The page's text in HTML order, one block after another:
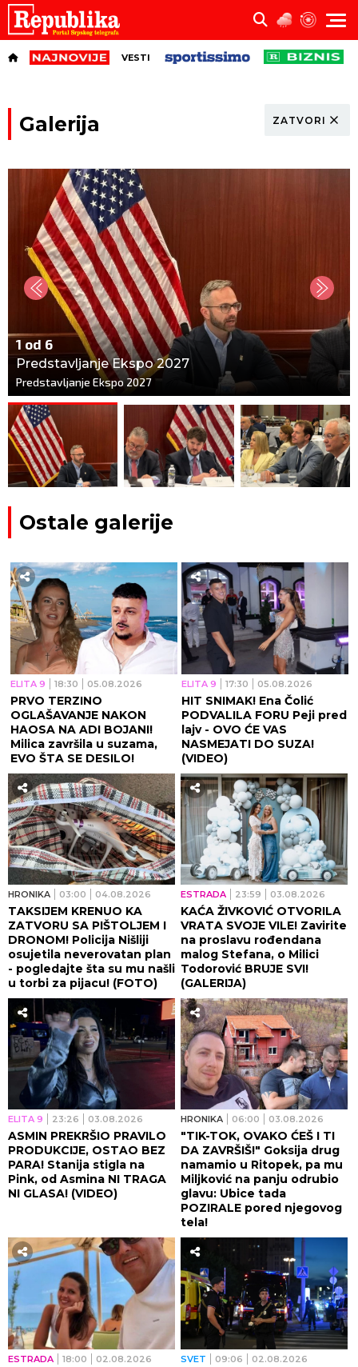
VESTI
Galerija ZATVORI
1 od 6
Predstavljanje Ekspo 2027
Predstavljanje Ekspo 2027
Ostale galerije
ELITA 9 18:30 05.08.2026
PRVO TERZINO
OGLAŠAVANJE NAKON
HAOSA NA ADI BOJANI!
Milica završila u suzama,
EVO ŠTA SE DESILO!
ELITA 9 17:30 05.08.2026
HIT SNIMAK! Ena Čolić
PODVALILA FORU Peji pred
lajv - OVO ĆE VAS
NASMEJATI DO SUZA!
(VIDEO)
HRONIKA 03:00 04.08.2026
TAKSIJEM KRENUO KA
ZATVORU SA PIŠTOLJEM I
DRONOM! Policija Nišliji
osujetila neverovatan plan
- pogledajte šta su mu našli
u torbi za pijacu! (FOTO)
ESTRADA 23:59 03.08.2026
KAĆA ŽIVKOVIĆ OTVORILA
VRATA SVOJE VILE! Zavirite
na proslavu rođendana
malog Stefana, o Milici
Todorović BRUJE SVI!
(GALERIJA)
ELITA 9 23:26 03.08.2026
ASMIN PREKRŠIO PRAVILO
PRODUKCIJE, OSTAO BEZ
PARA! Stanija stigla na
Pink, od Asmina NI TRAGA
NI GLASA! (VIDEO)
HRONIKA 06:00 03.08.2026
"TIK-TOK, OVAKO ĆEŠ I TI
DA ZAVRŠIŠ!" Goksija drug
namamio u Ritopek, pa mu
Miljković na panju odrubio
glavu: Ubice tada
POZIRALE pored njegovog
tela!
ESTRADA 18:00 02.08.2026 SVET 09:06 02.08.2026